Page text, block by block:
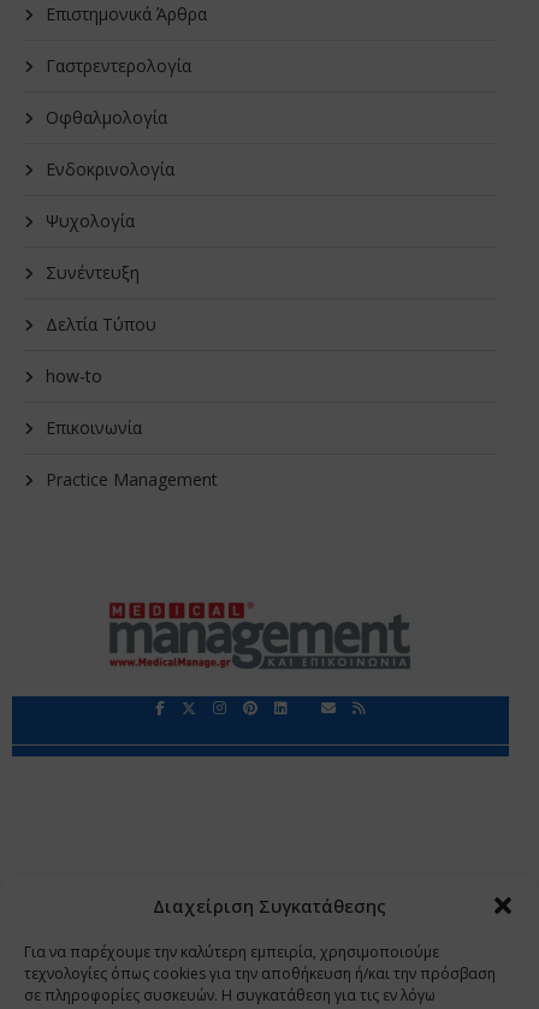
Διαχείριση Συγκατάθεσης
Για να παρέχουμε την καλύτερη εμπειρία, χρησιμοποιούμε
τεχνολογίες όπως cookies για την αποθήκευση ή/και την πρόσβαση
σε πληροφορίες συσκευών. Η συγκατάθεση για τις εν λόγω
Επιστημονικά Άρθρα
Γαστρεντερολογία
Οφθαλμολογία
Ενδοκρινολογία
Ψυχολογία
Συνέντευξη
Δελτία Τύπου
how-to
Επικοινωνία
Practice Management
Copyright 2009 - 2026 © Χαραμή Α.Ε.